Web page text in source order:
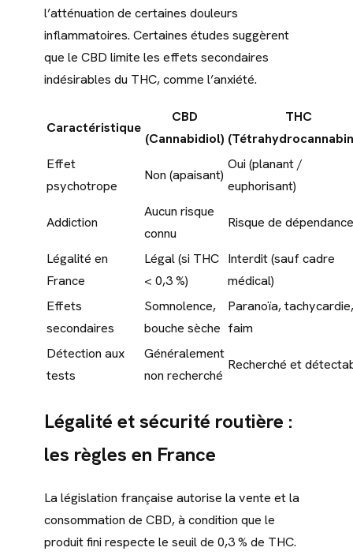
l’atténuation de certaines douleurs
inflammatoires. Certaines études suggèrent
que le CBD limite les effets secondaires
indésirables du THC, comme l’anxiété.
Caractéristique
CBD
(Cannabidiol)
THC
Effet
psychotrope
Non (apaisant)
Oui (planant /
euphorisant)
Addiction
Aucun risque
connu
Risque de dépendance
Légalité en
France
Légal (si THC
< 0,3 %)
Interdit (sauf cadre
médical)
Effets
secondaires
Somnolence,
bouche sèche
Paranoïa, tachycardie,
faim
Détection aux
tests
Généralement
non recherché
Recherché et
Légalité et sécurité routière :
les règles en France
La législation française autorise la vente et la
consommation de CBD, à condition que le
produit fini respecte le seuil de 0,3 % de THC.